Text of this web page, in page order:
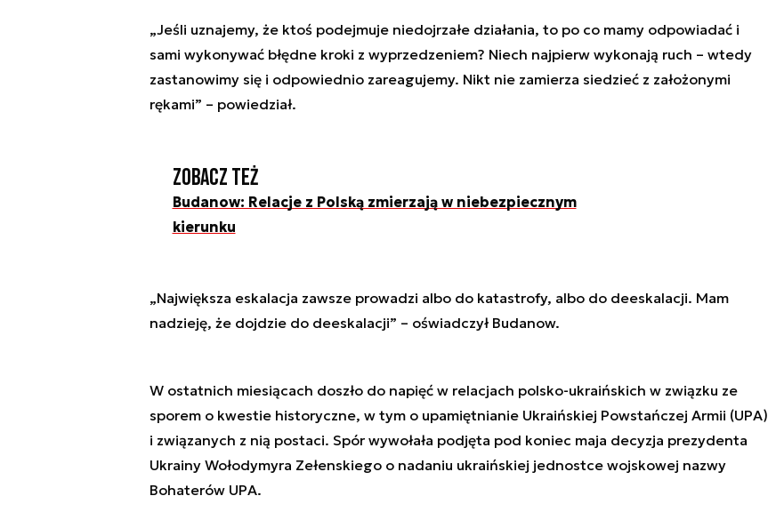
„Jeśli uznajemy, że ktoś podejmuje niedojrzałe działania, to po co mamy odpowiadać i
sami wykonywać błędne kroki z wyprzedzeniem? Niech najpierw wykonają ruch – wtedy
zastanowimy się i odpowiednio zareagujemy. Nikt nie zamierza siedzieć z założonymi
rękami” – powiedział.
Zobacz też
Budanow: Relacje z Polską zmierzają w niebezpiecznym
kierunku
„Największa eskalacja zawsze prowadzi albo do katastrofy, albo do deeskalacji. Mam
nadzieję, że dojdzie do deeskalacji” – oświadczył Budanow.
W ostatnich miesiącach doszło do napięć w relacjach polsko-ukraińskich w związku ze
sporem o kwestie historyczne, w tym o upamiętnianie Ukraińskiej Powstańczej Armii (UPA)
i związanych z nią postaci. Spór wywołała podjęta pod koniec maja decyzja prezydenta
Ukrainy Wołodymyra Zełenskiego o nadaniu ukraińskiej jednostce wojskowej nazwy
Bohaterów UPA.